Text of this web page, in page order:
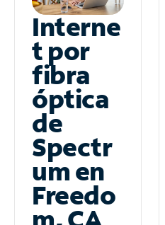
Interne
t por
fibra
óptica
de
Spectr
um en
Freedo